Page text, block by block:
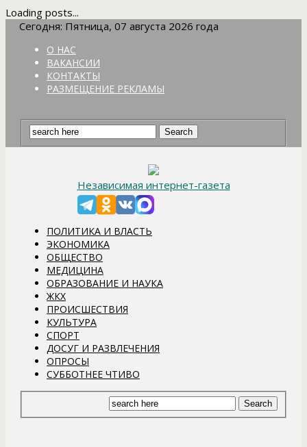
Loading posts...
Сегодня: Пятница, 07 августа 2026 года
О НАС
ВАКАНСИИ
КОНТАКТЫ
РАЗМЕЩЕНИЕ РЕКЛАМЫ
Независимая интернет-газета
ПОЛИТИКА И ВЛАСТЬ
ЭКОНОМИКА
ОБЩЕСТВО
МЕДИЦИНА
ОБРАЗОВАНИЕ И НАУКА
ЖКХ
ПРОИСШЕСТВИЯ
КУЛЬТУРА
СПОРТ
ДОСУГ И РАЗВЛЕЧЕНИЯ
ОПРОСЫ
СУББОТНЕЕ ЧТИВО